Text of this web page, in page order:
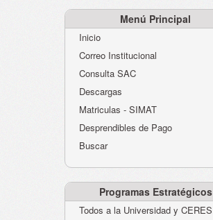
Atención al Ciudadano
Instituciones Educativas
Despacho Secretaría
Evaluación desempeño
Humano-Cesantías
Menú Principal
Inicio
Correo Institucional
Consulta SAC
Descargas
Matriculas - SIMAT
Desprendibles de Pago
Buscar
Programas Estratégicos
Todos a la Universidad y CERES